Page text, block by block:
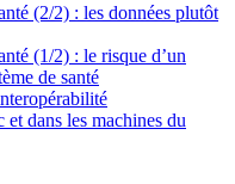
(2/2) : les données plutôt
(1/2) : le risque d’un
de santé
et dans les machines du